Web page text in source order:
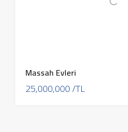
Massah Evleri
25,000,000 /TL